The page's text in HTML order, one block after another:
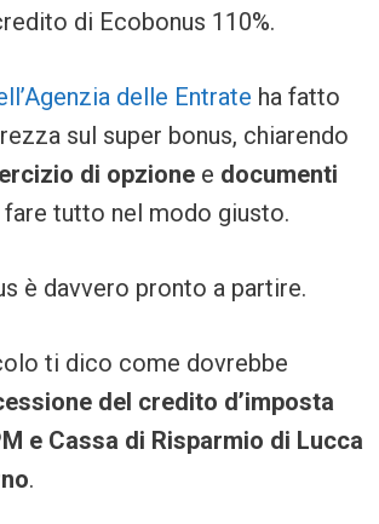
di Ecobonus 110%.
delle Entrate ha fatto
sul super bonus, chiarendo
di opzione e documenti
fare tutto nel modo giusto.
è davvero pronto a partire.
ti dico come dovrebbe
del credito d’imposta
e Cassa di Risparmio di Lucca
.